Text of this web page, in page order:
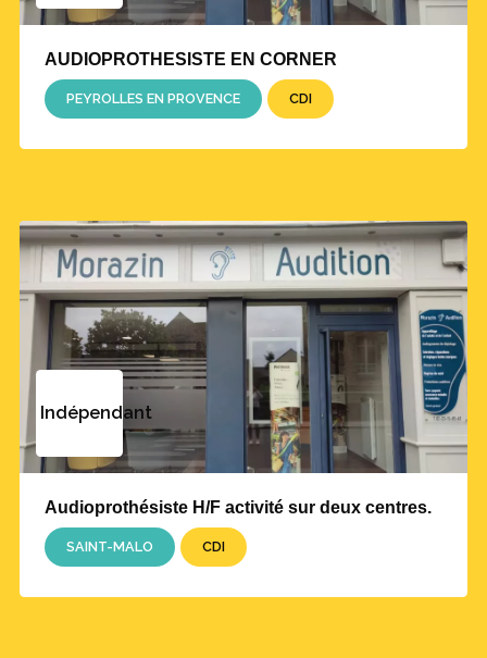
AUDIOPROTHESISTE EN CORNER
PEYROLLES EN PROVENCE CDI
Indépendant
Audioprothésiste H/F activité sur deux centres.
SAINT-MALO CDI